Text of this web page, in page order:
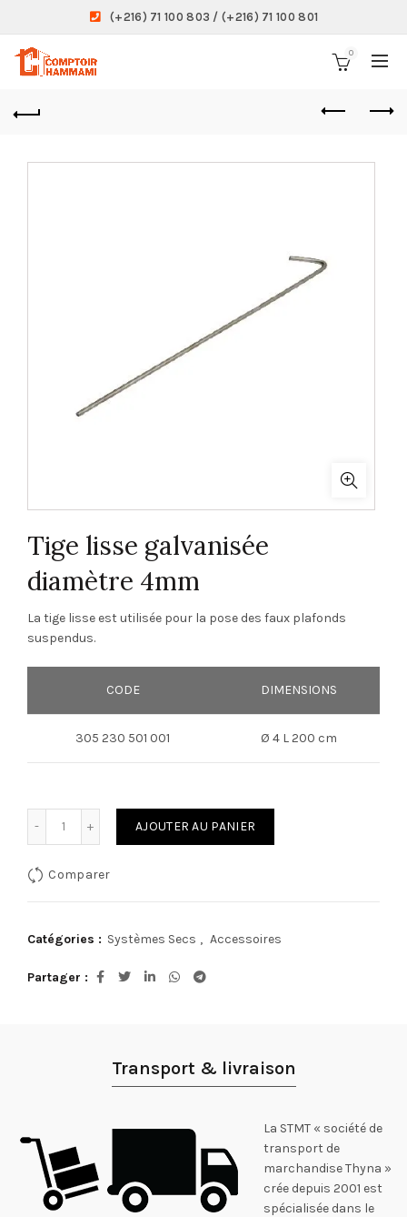
(+216) 71 100 803 / (+216) 71 100 801
0
Tige lisse galvanisée
diamètre 4mm
La tige lisse est utilisée pour la pose des faux plafonds
suspendus.
CODE DIMENSIONS
305 230 501 001 Ø 4 L 200 cm
AJOUTER AU PANIER
Comparer
Catégories : Systèmes Secs , Accessoires
Partager
Transport & livraison
La STMT « société de
transport de
marchandise Thyna »
crée depuis 2001 est
spécialisée dans le